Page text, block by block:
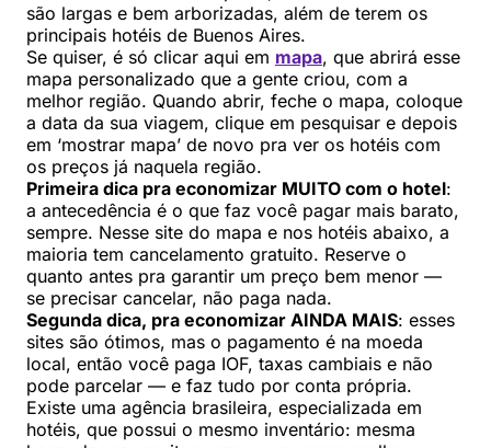
são largas e bem arborizadas, além de terem os
principais hotéis de Buenos Aires.
Se quiser, é só clicar aqui em mapa, que abrirá esse
mapa personalizado que a gente criou, com a
melhor região. Quando abrir, feche o mapa, coloque
a data da sua viagem, clique em pesquisar e depois
em ‘mostrar mapa’ de novo pra ver os hotéis com
os preços já naquela região.
Primeira dica pra economizar MUITO com o hotel:
a antecedência é o que faz você pagar mais barato,
sempre. Nesse site do mapa e nos hotéis abaixo, a
maioria tem cancelamento gratuito. Reserve o
quanto antes pra garantir um preço bem menor —
se precisar cancelar, não paga nada.
Segunda dica, pra economizar AINDA MAIS: esses
sites são ótimos, mas o pagamento é na moeda
local, então você paga IOF, taxas cambiais e não
pode parcelar — e faz tudo por conta própria.
Existe uma agência brasileira, especializada em
hotéis, que possui o mesmo inventário: mesma